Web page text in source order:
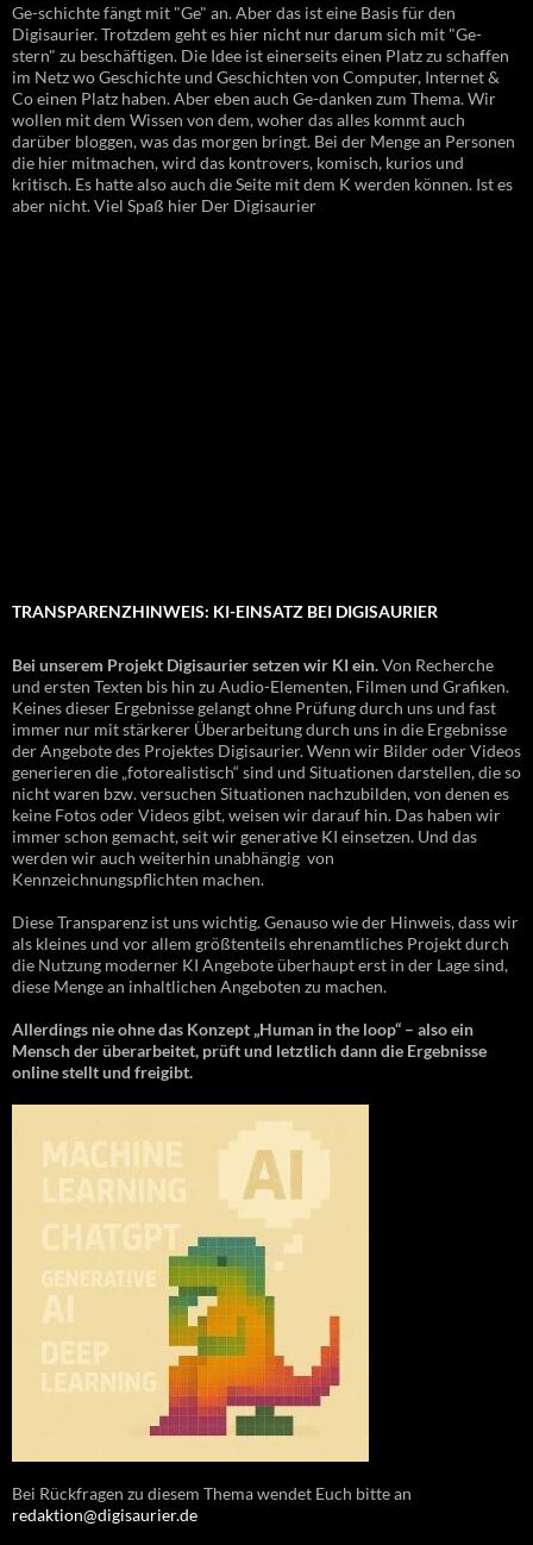
Ge-schichte fängt mit "Ge" an. Aber das ist eine Basis für den
Digisaurier. Trotzdem geht es hier nicht nur darum sich mit "Ge-
stern" zu beschäftigen. Die Idee ist einerseits einen Platz zu schaffen
im Netz wo Geschichte und Geschichten von Computer, Internet &
Co einen Platz haben. Aber eben auch Ge-danken zum Thema. Wir
wollen mit dem Wissen von dem, woher das alles kommt auch
darüber bloggen, was das morgen bringt. Bei der Menge an Personen
die hier mitmachen, wird das kontrovers, komisch, kurios und
kritisch. Es hatte also auch die Seite mit dem K werden können. Ist es
aber nicht. Viel Spaß hier Der Digisaurier
TRANSPARENZHINWEIS: KI-EINSATZ BEI DIGISAURIER
Bei unserem Projekt Digisaurier setzen wir KI ein.Von Recherche
und ersten Texten bis hin zu Audio-Elementen, Filmen und Grafiken.
Keines dieser Ergebnisse gelangt ohne Prüfung durch uns und fast
immer nur mit stärkerer Überarbeitung durch uns in die Ergebnisse
der Angebote des Projektes Digisaurier. Wenn wir Bilder oder Videos
generieren die „fotorealistisch“ sind und Situationen darstellen, die so
nicht waren bzw. versuchen Situationen nachzubilden, von denen es
keine Fotos oder Videos gibt, weisen wir darauf hin. Das haben wir
immer schon gemacht, seit wir generative KI einsetzen. Und das
werden wir auch weiterhin unabhängig von
Kennzeichnungspflichten machen.
Diese Transparenz ist uns wichtig. Genauso wie der Hinweis, dass wir
als kleines und vor allem größtenteils ehrenamtliches Projekt durch
die Nutzung moderner KI Angebote überhaupt erst in der Lage sind,
diese Menge an inhaltlichen Angeboten zu machen.
Allerdings nie ohne das Konzept „Human in the loop“ – also ein
Mensch der überarbeitet, prüft und letztlich dann die Ergebnisse
online stellt und freigibt.
Bei Rückfragen zu diesem Thema wendet Euch bitte an
redaktion@digisaurier.de